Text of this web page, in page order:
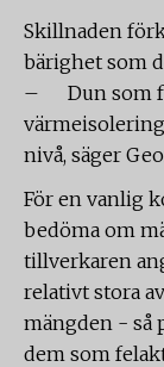
Skillnaden
bärighet som
– Dun som
nivå, säger
För en vanlig
bedöma om
tillverkaren
relativt stora
mängden - så
dem som